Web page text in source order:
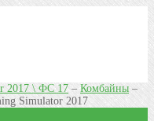
2017 \ ФС 17– Комбайны –
Simulator 2017